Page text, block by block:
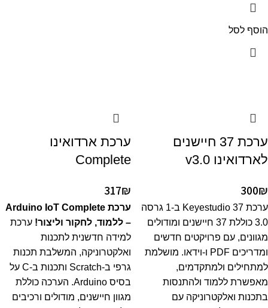
הוסף לסל
ערכת 37 חיישנים
לארדואינו v3.0
300₪
ערכת Keyestudio 37 ב-1 גרסה
3.0 כוללת 37 חיישנים ומודולים
מגוונים, עם פרויקטים חדשים
ומדריכים PDF ו-וידאו. מושלמת
למתחילים ולמתקדמים,
מאפשרת ללמוד ולהתנסות
בתכנות ואלקטרוניקה עם
ערכת ארדואינו
Complete
317₪
ערכת Arduino IoT Complete
– ללמוד, לחקור וליצור! ערכת
למידה חדשנית לתכנות
ואלקטרוניקה, המשלבת תכנות
גרפי ב-Scratch ותכנות ב-C על
בסיס Arduino. הערכה כוללת
מגוון חיישנים, מודולים ורכיבים